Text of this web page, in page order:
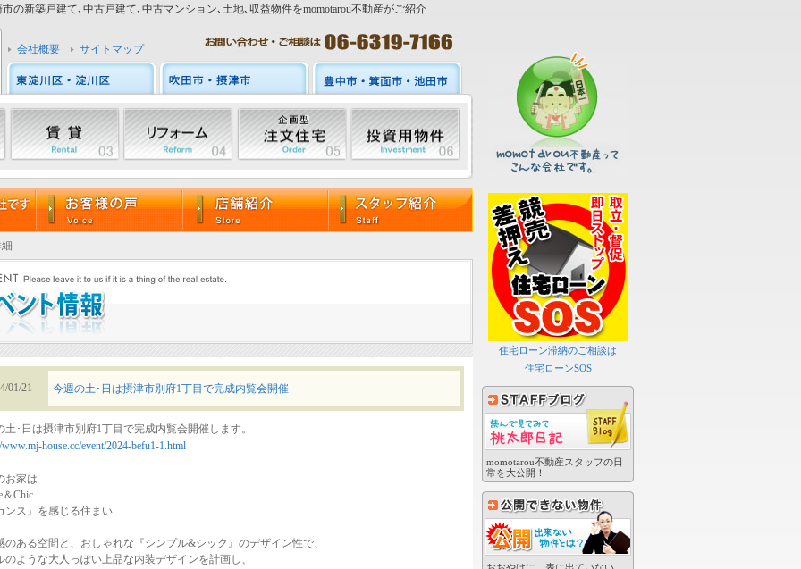
の新築戸建て､中古戸建て､中古マンション､土地､収益物件をmomotarou不動産がご紹介
会社概要 サイトマップ
住宅ローン滞納のご相談は
住宅ローンSOS
momotarou不動産スタッフの日
常を大公開！
01/21 今週の土･日は摂津市別府1丁目で完成内覧会開催
土･日は摂津市別府1丁目で完成内覧会開催します。
house.cc/event/2024-befu1-1.html
お家は
＆Chic
ンス』を感じる住まい
のある空間と、おしゃれな『シンプル&シック』のデザイン性で、
のような大人っぽい上品な内装デザインを計画し、